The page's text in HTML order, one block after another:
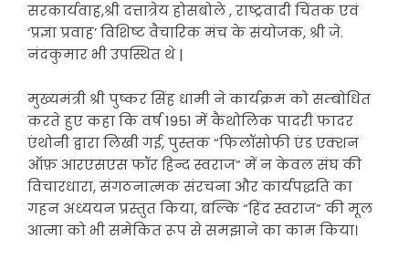
सरकार्यवाह,श्री दत्तात्रेय होसबोले , राष्ट्रवादी चिंतक एवं
‘प्रज्ञा प्रवाह’ विशिष्ट वैचारिक मंच के संयोजक, श्री जे.
नंदकुमार भी उपस्थित थे |
मुख्यमंत्री श्री पुष्कर सिंह धामी ने कार्यक्रम को सम्बोधित
करते हुए कहा कि वर्ष 1951 में कैथोलिक पादरी फादर
एंथोनी द्वारा लिखी गई, पुस्तक “फिलॉसोफी एंड एक्शन
ऑफ़ आरएसएस फॉर हिन्द स्वराज” में न केवल संघ की
विचारधारा, संगठनात्मक संरचना और कार्यपद्धति का
गहन अध्ययन प्रस्तुत किया, बल्कि “हिंद स्वराज” की मूल
आत्मा को भी समेकित रूप से समझाने का काम किया।